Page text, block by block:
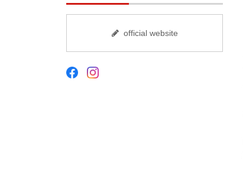
official website